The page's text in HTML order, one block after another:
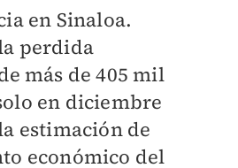
en Sinaloa.
perdida
más de 405 mil
en diciembre
estimación de
económico del